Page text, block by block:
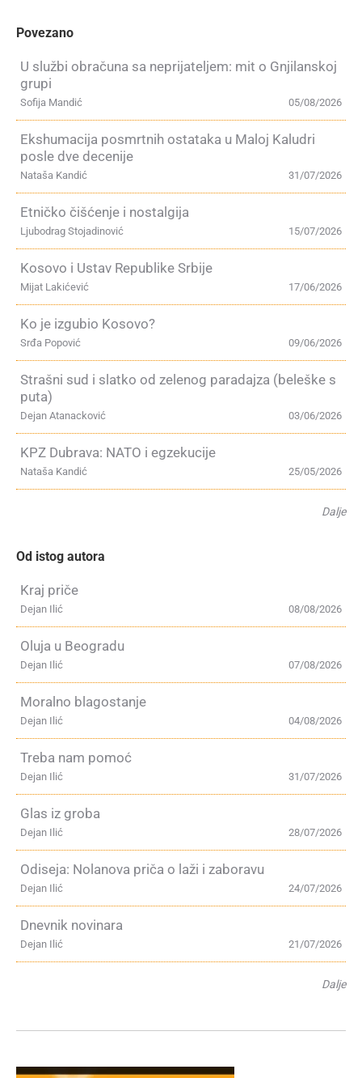
Povezano
U službi obračuna sa neprijateljem: mit o Gnjilanskoj
grupi
05/08/2026
Sofija Mandić
Ekshumacija posmrtnih ostataka u Maloj Kaludri
posle dve decenije
31/07/2026
Nataša Kandić
Etničko čišćenje i nostalgija
15/07/2026
Ljubodrag Stojadinović
Kosovo i Ustav Republike Srbije
17/06/2026
Mijat Lakićević
Ko je izgubio Kosovo?
09/06/2026
Srđa Popović
Strašni sud i slatko od zelenog paradajza (beleške s
puta)
03/06/2026
Dejan Atanacković
KPZ Dubrava: NATO i egzekucije
25/05/2026
Nataša Kandić
Dalje
Od istog autora
Kraj priče
08/08/2026
Dejan Ilić
Oluja u Beogradu
07/08/2026
Dejan Ilić
Moralno blagostanje
04/08/2026
Dejan Ilić
Treba nam pomoć
31/07/2026
Dejan Ilić
Glas iz groba
28/07/2026
Dejan Ilić
Odiseja: Nolanova priča o laži i zaboravu
24/07/2026
Dejan Ilić
Dnevnik novinara
21/07/2026
Dejan Ilić
Dalje